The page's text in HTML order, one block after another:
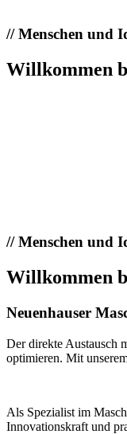
//Menschen und
Willkommen
//Menschen und
Willkommen
Neuenhauser
Der direkte Austausch
optimieren. Mit
Als Spezialist im
Innovationskraft und